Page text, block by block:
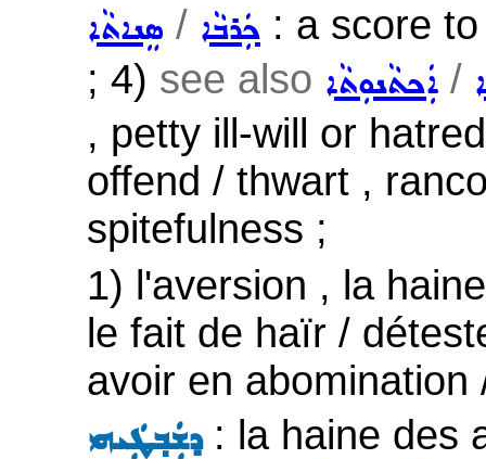
ܣܸܢܐܬܵܐ / ܟܲܪܒܵܐ : a score
; 4) see also ܐܲܟܬܵܢܘܼܬܵܐ /
, petty ill-will or
offend / thwart ,
spitefulness ;
1) l'aversion , la
le fait de haïr /
avoir en
ܕܫܲܒ݂ܛܲܝܗܝ: la haine des